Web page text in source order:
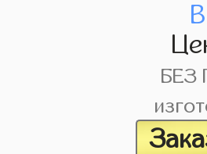
БЕЗ